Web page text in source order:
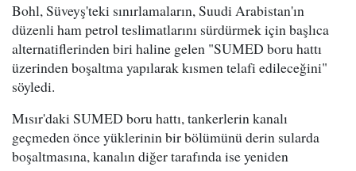
Bohl, Süveyş'teki sınırlamaların, Suudi Arabistan'ın
düzenli ham petrol teslimatlarını sürdürmek için başlıca
alternatiflerinden biri haline gelen "SUMED boru hattı
üzerinden boşaltma yapılarak kısmen telafi edileceğini"
söyledi.
Mısır'daki SUMED boru hattı, tankerlerin kanalı
geçmeden önce yüklerinin bir bölümünü derin sularda
boşaltmasına, kanalın diğer tarafında ise yeniden